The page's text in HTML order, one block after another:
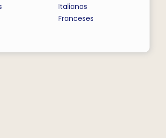
Italianos
Franceses